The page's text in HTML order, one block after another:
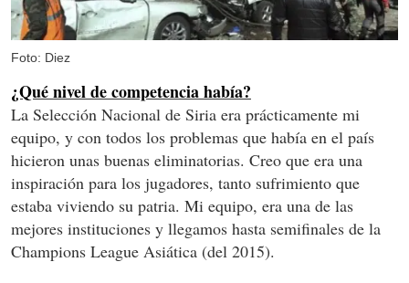
Foto: Diez
¿Qué nivel de competencia había?
La Selección Nacional de Siria era prácticamente mi
equipo, y con todos los problemas que había en el país
hicieron unas buenas eliminatorias. Creo que era una
inspiración para los jugadores, tanto sufrimiento que
estaba viviendo su patria. Mi equipo, era una de las
mejores instituciones y llegamos hasta semifinales de la
Champions League Asiática (del 2015).